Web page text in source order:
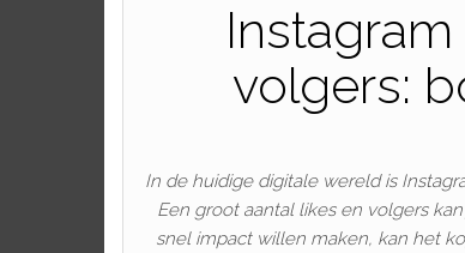
volgers:
In de huidige digitale wereld is
Een groot aantal likes en volgers
snel impact willen maken, kan het